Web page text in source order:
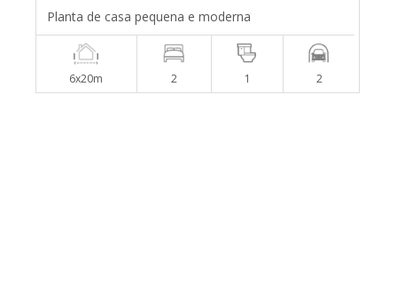
Planta de casa pequena e moderna
6x20m 2 1 2